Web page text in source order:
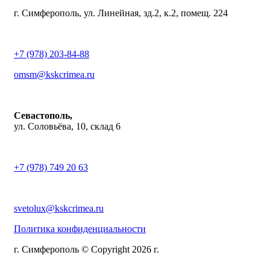
г. Симферополь, ул. Линейная, зд.2, к.2, помещ. 224
+7 (978) 203-84-88
omsm@kskcrimea.ru
Севастополь,
ул. Соловьёва, 10, склад 6
+7 (978) 749 20 63
svetolux@kskcrimea.ru
Политика конфиденциальности
г. Симферополь © Copyright 2026 г.